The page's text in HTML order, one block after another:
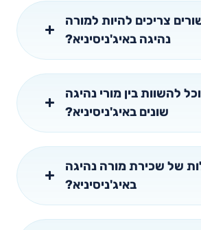
צריכים להיות למורה
נהיגה באיג'ניסיניא?
להשוות בין מורי נהיגה
שונים באיג'ניסיניא?
של שכירת מורה נהיגה
באיג'ניסיניא?